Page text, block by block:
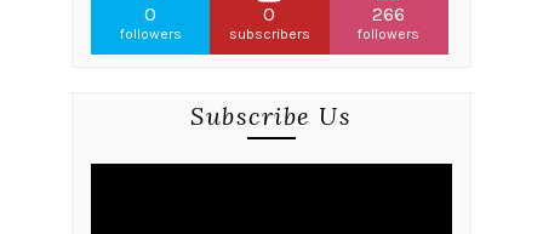
0
followers
0
subscribers
266
followers
Subscribe Us